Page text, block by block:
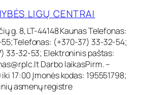
LIGŲ CENTRAI
g. 8, LT-44148 Kaunas Telefonas:
(+370-37) 33-32-54;
33-32-53; Elektroninis paštas:
Darbo laikasPirm. –
17:00 Įmonės kodas: 195551798;
asmenų registre